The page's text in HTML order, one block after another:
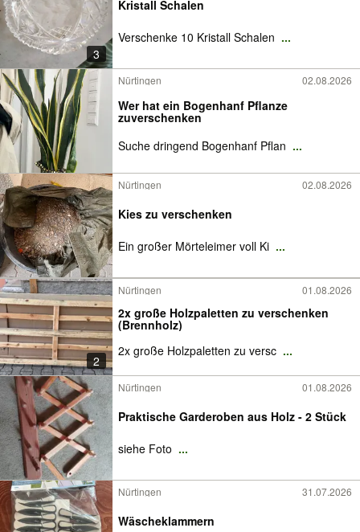
3
Kristall Schalen
Verschenke 10 Kristall Schalen ...
Nürtingen 02.08.2026
Wer hat ein Bogenhanf Pflanze
zuverschenken
Suche dringend Bogenhanf Pflan ...
Nürtingen 02.08.2026
Kies zu verschenken
Ein großer Mörteleimer voll Ki ...
2
Nürtingen 01.08.2026
2x große Holzpaletten zu verschenken
(Brennholz)
2x große Holzpaletten zu versc ...
Nürtingen 01.08.2026
Praktische Garderoben aus Holz - 2 Stück
siehe Foto ...
Nürtingen 31.07.2026
Wäscheklammern